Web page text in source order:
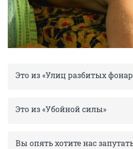
Это из «Улиц разбитых
Это из «Убойной силы»
Вы опять хотите нас